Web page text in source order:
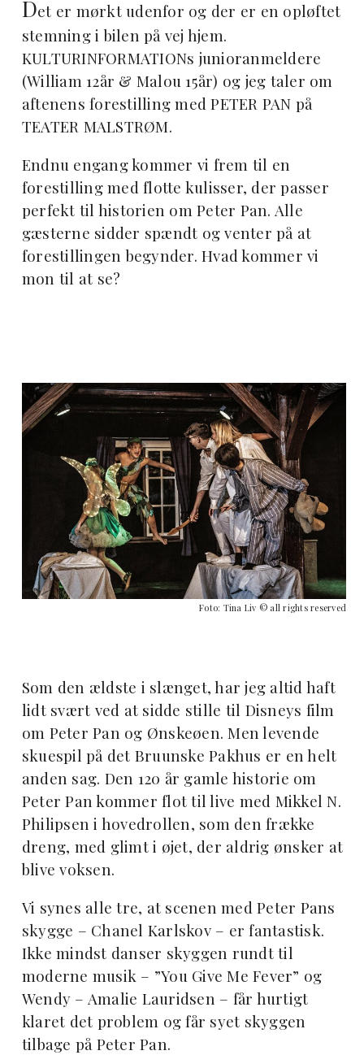
Det er mørkt udenfor og der er en opløftet
stemning i bilen på vej hjem.
KULTURINFORMATIONs junioranmeldere
(William 12år & Malou 15år) og jeg taler om
aftenens forestilling med PETER PAN på
TEATER MALSTRØM.
Endnu engang kommer vi frem til en
forestilling med flotte kulisser, der passer
perfekt til historien om Peter Pan. Alle
gæsterne sidder spændt og venter på at
forestillingen begynder. Hvad kommer vi
mon til at se?
Foto: Tina Liv © all rights reserved
Som den ældste i slænget, har jeg altid haft
lidt svært ved at sidde stille til Disneys film
om Peter Pan og Ønskeøen. Men levende
skuespil på det Bruunske Pakhus er en helt
anden sag. Den 120 år gamle historie om
Peter Pan kommer flot til live med Mikkel N.
Philipsen i hovedrollen, som den frække
dreng, med glimt i øjet, der aldrig ønsker at
blive voksen.
Vi synes alle tre, at scenen med Peter Pans
skygge – Chanel Karlskov – er fantastisk.
Ikke mindst danser skyggen rundt til
moderne musik – ”You Give Me Fever” og
Wendy – Amalie Lauridsen – får hurtigt
klaret det problem og får syet skyggen
tilbage på Peter Pan.